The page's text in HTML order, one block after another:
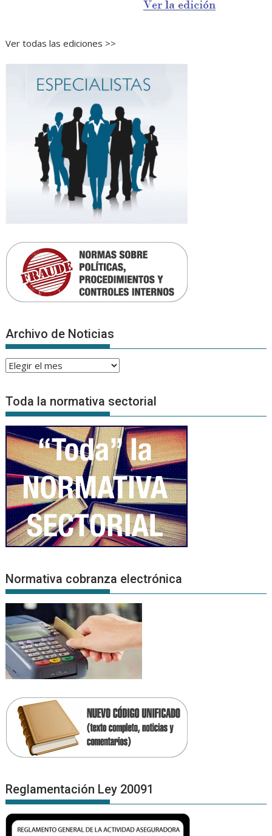
Ver todas las ediciones >>
Archivo de Noticias
Archivo
Noticias
Toda la normativa sectorial
Normativa cobranza electrónica
Reglamentación Ley 20091